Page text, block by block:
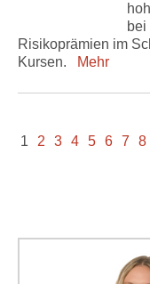
Risikoprämien im
Kursen.
Mehr
1 2 3 4 5 6 7 8